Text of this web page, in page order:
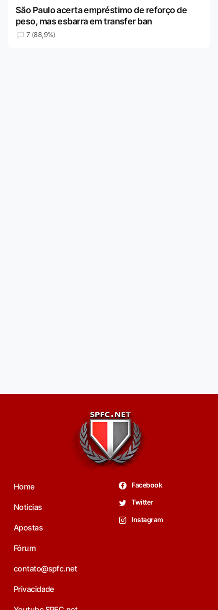
São Paulo acerta empréstimo de reforço de
peso, mas esbarra em transfer ban
7 (88,9%)
Home
Noticias
Apostas
Fórum
contato@spfc.net
Privacidade
Facebook
Twitter
Instagram